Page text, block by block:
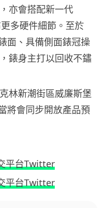
亦會搭配新一代
多硬件細節。至於
面、具備側面錶冠操
錶身主打以回收不鏽
林新潮街區威廉斯堡
將會同步開放產品預
平台Twitter
平台Twitter